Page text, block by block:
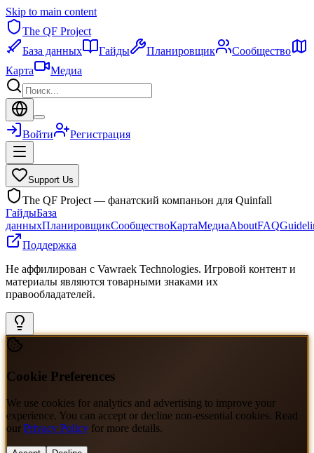
Skip to main content
The QF Project
База данных
Гайды Планировщик
Сообщество
Карта
Медиа
Войти Регистрация
Support Us
The QF Project — фанатский компаньон для Quinfall
ГайдыБаза
данныхПланировщикСообществоКартаМедиаAboutFAQ
Поддержка
Не аффилирован с Vawraek Technologies. Игровой контент и
материалы являются товарными знаками их
правообладателей.
Cookie Preferences
We use cookies for analytics and advertising to improve your
experience. You can accept or decline non-essential cookies. Read
our Privacy Policy for more details.